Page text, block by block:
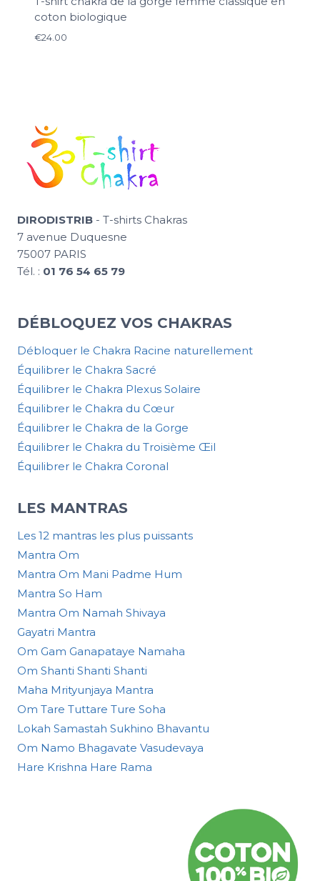
coton biologique
€24.00
DIRODISTRIB - T-shirts Chakras
7 avenue Duquesne
75007 PARIS
Tél. : 01 76 54 65 79
DÉBLOQUEZ VOS CHAKRAS
Débloquer le Chakra Racine naturellement
Équilibrer le Chakra Sacré
Équilibrer le Chakra Plexus Solaire
Équilibrer le Chakra du Cœur
Équilibrer le Chakra de la Gorge
Équilibrer le Chakra du Troisième Œil
Équilibrer le Chakra Coronal
LES MANTRAS
Les 12 mantras les plus puissants
Mantra Om
Mantra Om Mani Padme Hum
Mantra So Ham
Mantra Om Namah Shivaya
Gayatri Mantra
Om Gam Ganapataye Namaha
Om Shanti Shanti Shanti
Maha Mrityunjaya Mantra
Om Tare Tuttare Ture Soha
Lokah Samastah Sukhino Bhavantu
Om Namo Bhagavate Vasudevaya
Hare Krishna Hare Rama